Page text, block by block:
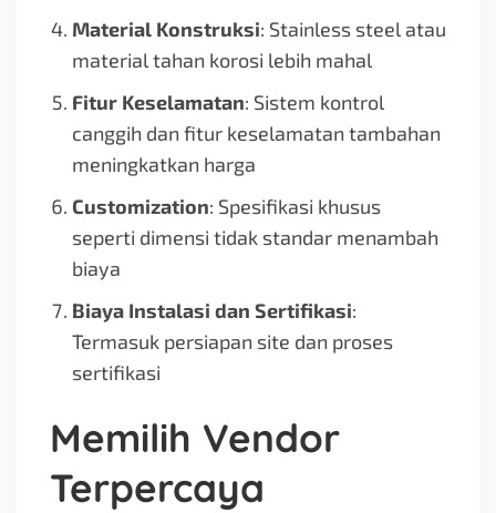
Material Konstruksi: Stainless steel atau
material tahan korosi lebih mahal
Fitur Keselamatan: Sistem kontrol
canggih dan fitur keselamatan tambahan
meningkatkan harga
Customization: Spesifikasi khusus
seperti dimensi tidak standar menambah
biaya
Biaya Instalasi dan Sertifikasi:
Termasuk persiapan site dan proses
sertifikasi
Memilih Vendor
Terpercaya